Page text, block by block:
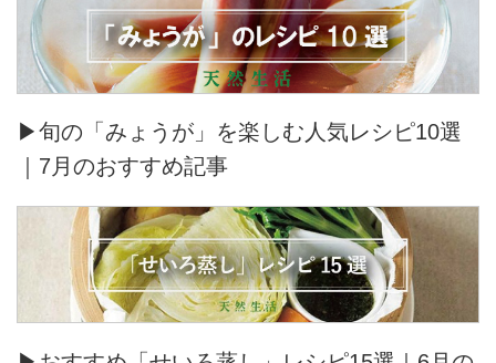
▶旬の「みょうが」を楽しむ人気レシピ10選
｜7月のおすすめ記事